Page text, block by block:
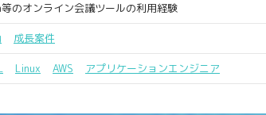
のオンライン会議ツールの利用経験
成長案件
Linux AWS アプリケーションエンジニア